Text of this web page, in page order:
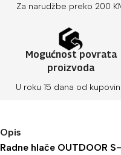
Za narudžbe preko 200
Mogućnost povrata
proizvoda
U roku 15 dana od
Opis
Radne hlače OUTDOOR